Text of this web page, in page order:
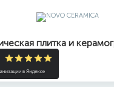
плитка и